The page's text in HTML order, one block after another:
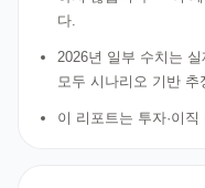
다.
2026년 일부 수치는 실
모두 시나리오 기반 추
이 리포트는 투자·이